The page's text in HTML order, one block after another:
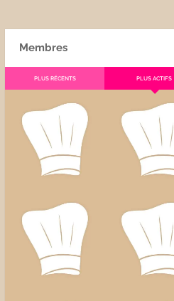
Membres
PLUS RÉCENTS PLUS ACTIFS